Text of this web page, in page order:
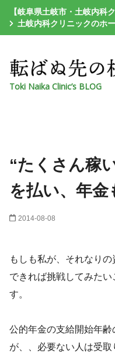
【岐阜県土岐市・土岐内科
土岐内科クリニックのホ
Toki Naika Clinic’s BLOG
“たくさん稼
を払い、年金
2014-08-08
もしも私が、それなり
できれば挑戦してみたい
す。
公的年金の支給開始年
が、、必要ない人は受